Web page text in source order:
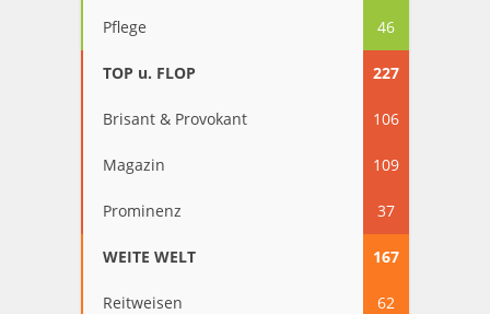
Pflege 46
TOP u. FLOP 227
Brisant & Provokant 106
Magazin 109
Prominenz 37
WEITE WELT 167
Reitweisen 62